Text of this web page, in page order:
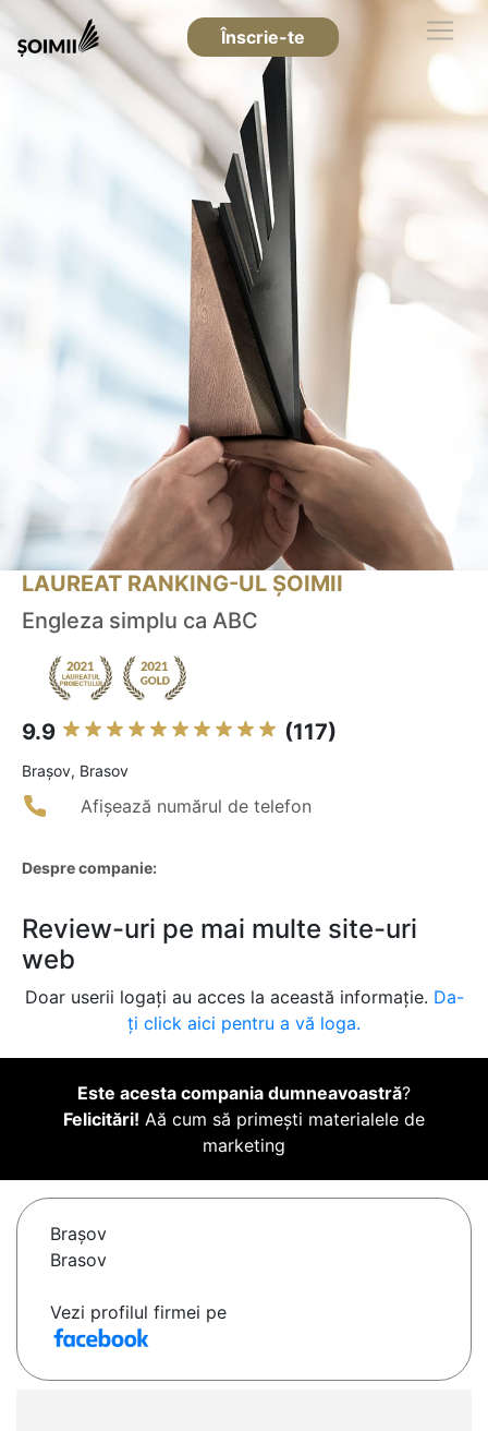
Înscrie-te
LAUREAT RANKING-UL ȘOIMII
Engleza simplu ca ABC
9.9 (117)
Braşov, Brasov
Afișează numărul de telefon
Despre companie:
Review-uri pe mai multe site-uri
web
Doar userii logați au acces la această informație. Da-
ți click aici pentru a vă loga.
Este acesta compania dumneavoastră?
Felicitări! Aă cum să primești materialele de
marketing
Braşov
Brasov
Vezi profilul firmei pe